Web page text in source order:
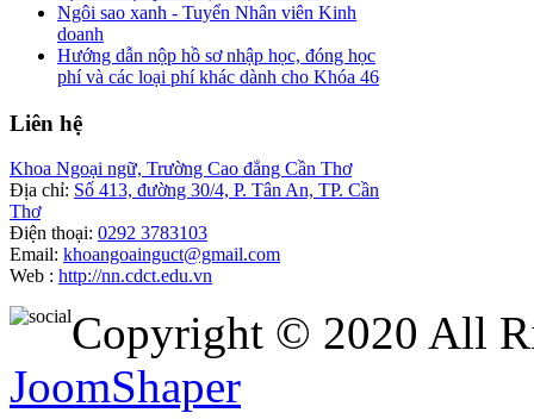
Ngôi sao xanh - Tuyển Nhân viên Kinh
doanh
Hướng dẫn nộp hồ sơ nhập học, đóng học
phí và các loại phí khác dành cho Khóa 46
Liên hệ
Khoa Ngoại ngữ, Trường Cao đẳng Cần Thơ
Địa chỉ: Số 413, đường 30/4, P. Tân An, TP. Cần
Thơ
Điện thoại: 0292 3783103
Email: khoangoainguct@gmail.com
Web : http://nn.cdct.edu.vn
Copyright © 2020 All
JoomShaper